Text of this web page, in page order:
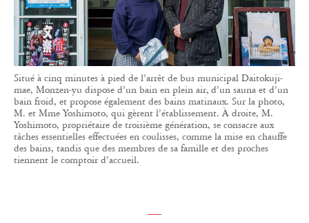
Situé à cinq minutes à pied de l’arrêt de bus municipal Daitokuji-
mae, Monzen-yu dispose d’un bain en plein air, d’un sauna et d’un
bain froid, et propose également des bains matinaux. Sur la photo,
M. et Mme Yoshimoto, qui gèrent l’établissement. À droite, M.
Yoshimoto, propriétaire de troisième génération, se consacre aux
tâches essentielles effectuées en coulisses, comme la mise en chauffe
des bains, tandis que des membres de sa famille et des proches
tiennent le comptoir d’accueil.